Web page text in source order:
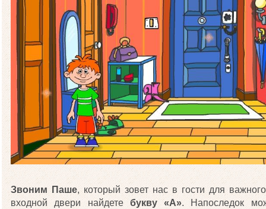
Звоним Паше, который зовет нас в гости для
входной двери найдете букву «А». Напоследок